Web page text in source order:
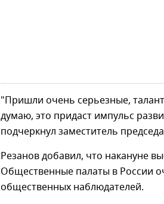
"Пришли очень серьезные,
думаю, это придаст импульс
подчеркнул заместитель
Резанов добавил, что накануне
Общественные палаты в России
общественных наблюдателей.